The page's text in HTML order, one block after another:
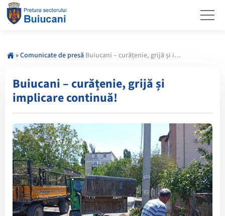
»Comunicate de presă Buiucani – curățenie, grijă și implicare continuă!
Buiucani – curățenie, grijă și
implicare continuă!